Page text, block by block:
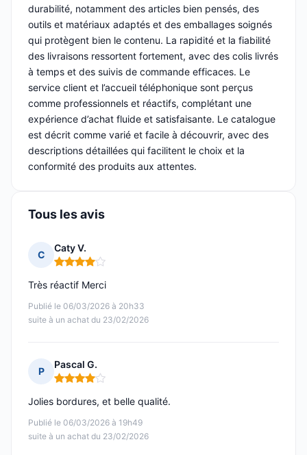
durabilité, notamment des articles bien pensés, des
outils et matériaux adaptés et des emballages soignés
qui protègent bien le contenu. La rapidité et la fiabilité
des livraisons ressortent fortement, avec des colis livrés
à temps et des suivis de commande efficaces. Le
service client et l’accueil téléphonique sont perçus
comme professionnels et réactifs, complétant une
expérience d’achat fluide et satisfaisante. Le catalogue
est décrit comme varié et facile à découvrir, avec des
descriptions détaillées qui facilitent le choix et la
conformité des produits aux attentes.
Tous les avis
C
Caty V.
Note : 4 sur 5
Publié le 06/03/2026 à 20h33
suite à un achat du 23/02/2026
Très réactif Merci
P
Pascal G.
Note : 4 sur 5
Publié le 06/03/2026 à 19h49
suite à un achat du 23/02/2026
Jolies bordures, et belle qualité.